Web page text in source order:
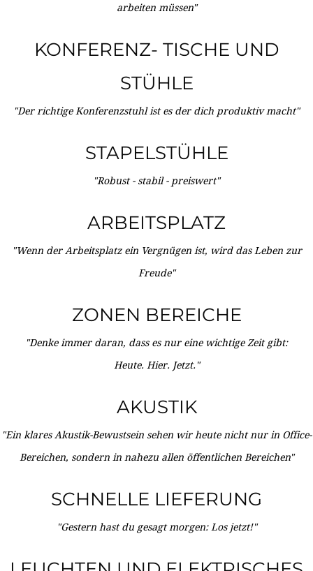
arbeiten müssen"
KONFERENZ- TISCHE UND
STÜHLE
"Der richtige Konferenzstuhl ist es der dich produktiv macht"
STAPELSTÜHLE
"Robust - stabil - preiswert"
ARBEITSPLATZ
"Wenn der Arbeitsplatz ein Vergnügen ist, wird das Leben zur
Freude"
ZONEN BEREICHE
"Denke immer daran, dass es nur eine wichtige Zeit gibt:
Heute. Hier. Jetzt."
AKUSTIK
"Ein klares Akustik-Bewustsein sehen wir heute nicht nur in Office-
Bereichen, sondern in nahezu allen öffentlichen Bereichen"
SCHNELLE LIEFERUNG
"Gestern hast du gesagt morgen: Los jetzt!"